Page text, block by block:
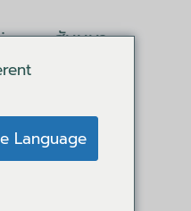
สัมมนา
ภาษา
Language